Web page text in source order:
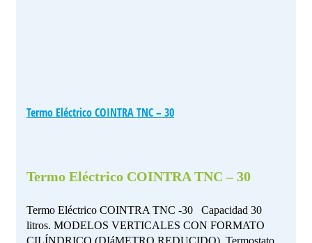
Termo Eléctrico COINTRA TNC – 30
Termo Eléctrico COINTRA TNC – 30
Termo Eléctrico COINTRA TNC -30 Capacidad 30
litros. MODELOS VERTICALES CON FORMATO
CILÍNDRICO (DIáMETRO REDUCIDO). Termostato